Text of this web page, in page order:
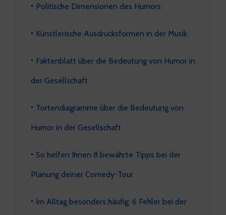
Politische Dimensionen des Humors
Künstlerische Ausdrucksformen in der Musik
Faktenblatt über die Bedeutung von Humor in
der Gesellschaft
Tortendiagramme über die Bedeutung von
Humor in der Gesellschaft
So helfen Ihnen 8 bewährte Tipps bei der
Planung deiner Comedy-Tour
Im Alltag besonders häufig: 6 Fehler bei der